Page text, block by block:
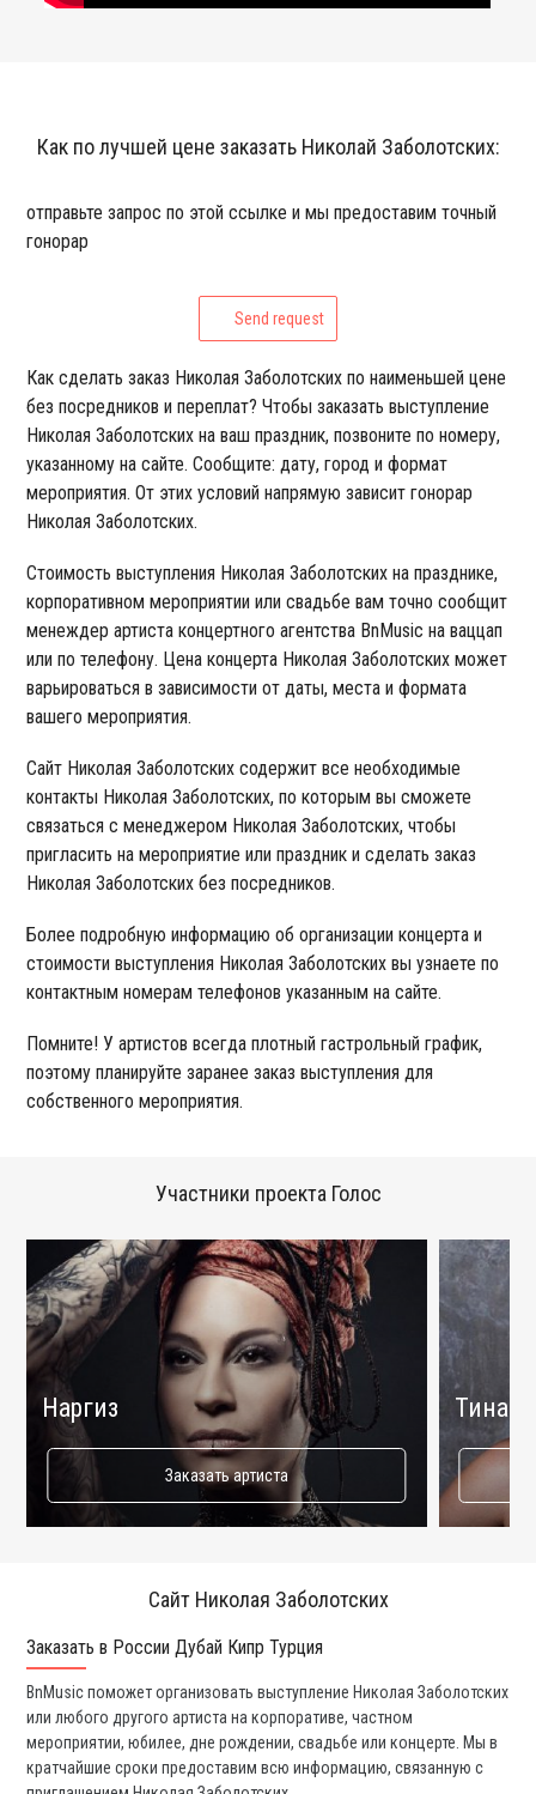
Как по лучшей цене заказать Николай Заболотских:
отправьте запрос по этой ссылке и мы предоставим точный
гонорар
Send request
Как сделать заказ Николая Заболотских по наименьшей цене
без посредников и переплат? Чтобы заказать выступление
Николая Заболотских на ваш праздник, позвоните по номеру,
указанному на сайте. Сообщите: дату, город и формат
мероприятия. От этих условий напрямую зависит гонорар
Николая Заболотских.
Стоимость выступления Николая Заболотских на празднике,
корпоративном мероприятии или свадьбе вам точно сообщит
менеждер артиста концертного агентства BnMusic на ваццап
или по телефону. Цена концерта Николая Заболотских может
варьироваться в зависимости от даты, места и формата
вашего мероприятия.
Сайт Николая Заболотских содержит все необходимые
контакты Николая Заболотских, по которым вы сможете
связаться с менеджером Николая Заболотских, чтобы
пригласить на мероприятие или праздник и сделать заказ
Николая Заболотских без посредников.
Более подробную информацию об организации концерта и
стоимости выступления Николая Заболотских вы узнаете по
контактным номерам телефонов указанным на сайте.
Помните! У артистов всегда плотный гастрольный график,
поэтому планируйте заранее заказ выступления для
собственного мероприятия.
Участники проекта Голос
Наргиз
Заказать артиста
Тина
Сайт Николая Заболотских
Заказать в России Дубай Кипр Турция
BnMusic поможет организовать выступление Николая Заболотских
или любого другого артиста на корпоративе, частном
мероприятии, юбилее, дне рождении, свадьбе или концерте. Мы в
кратчайшие сроки предоставим всю информацию, связанную с